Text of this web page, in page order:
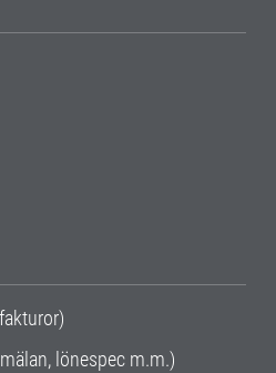
lönespec m.m.)